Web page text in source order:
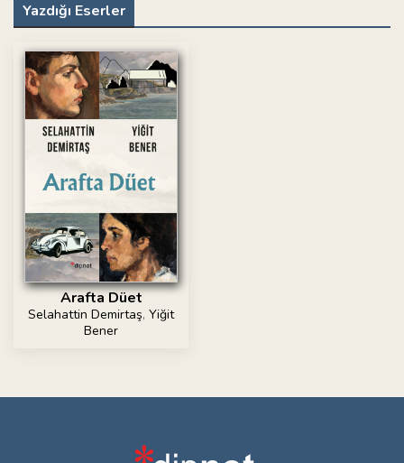
Yazdığı Eserler
Arafta Düet
Selahattin Demirtaş, Yiğit
Bener